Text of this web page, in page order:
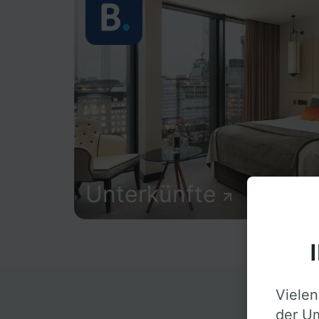
Unterkünfte
der